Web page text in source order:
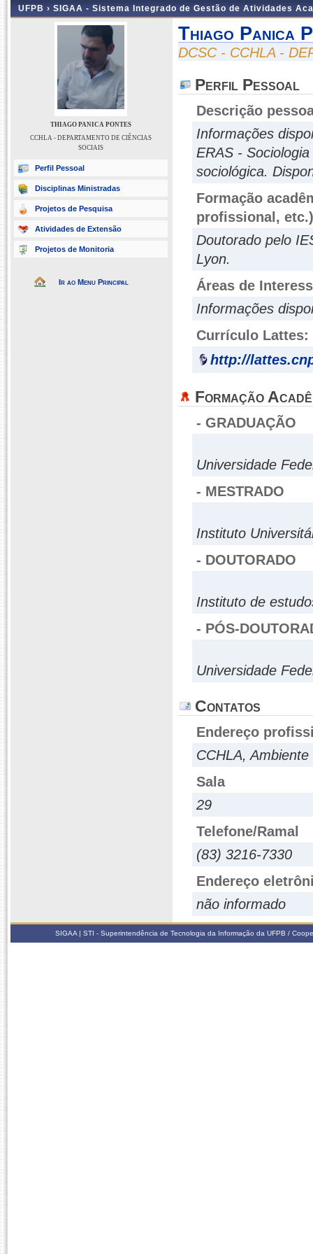
UFPB › SIGAA - Sistema Integrado de Gestão de Atividades
THIAGO PANICA PONTES
CCHLA - DEPARTAMENTO DE CIÊNCIAS
SOCIAIS
Perfil Pessoal
Disciplinas Ministradas
Projetos de Pesquisa
Atividades de Extensão
Projetos de Monitoria
Ir ao Menu Principal
Thiago Panica
DCSC - CCHLA -
Perfil Pessoal
Descrição
Informações
ERAS -
sociológica.
Formação
profissional, etc.)
Doutorado pelo
Lyon.
Áreas de
Informações
Currículo Lattes:
http://
Formação
- GRADUAÇÃO
Universidade
- MESTRADO
Instituto
- DOUTORADO
Instituto de
- PÓS-
Universidade
Contatos
Endereço
CCHLA,
Sala
29
Telefone/Ramal
(83) 3216-7330
Endereço
não informado
SIGAA | STI - Superintendência de Tecnologia da Informação da UFPB /